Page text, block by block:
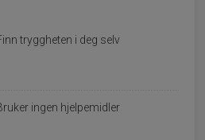
tryggheten i deg selv
ingen hjelpemidler